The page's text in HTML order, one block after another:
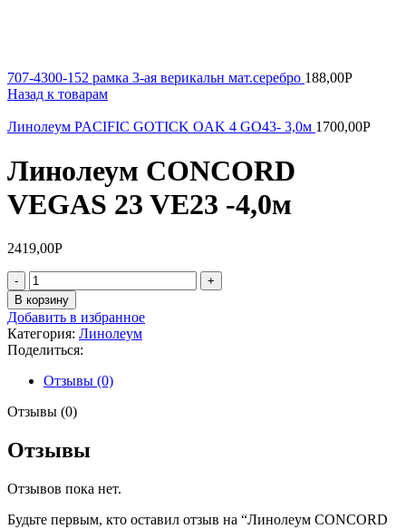
707-4300-152 рамка 3-ая верикальн мат.серебро 188,00Р
Назад к товарам
Линолеум PACIFIC GOTICK OAK 4 GO43- 3,0м 1700,00Р
Линолеум CONCORD
VEGAS 23 VE23 -4,0м
2419,00Р
Количество
товара
Линолеум
CONCORD
VEGAS
23
VE23
-4,0м
В корзину
Добавить в избранное
Категория: Линолеум
Поделиться:
Отзывы (0)
Отзывы (0)
Отзывы
Отзывов пока нет.
Будьте первым, кто оставил отзыв на “Линолеум CONCORD